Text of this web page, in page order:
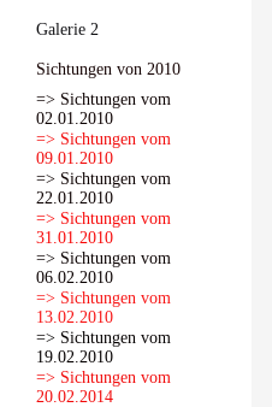
Galerie 2
Sichtungen von 2010
=> Sichtungen vom
02.01.2010
=> Sichtungen vom
09.01.2010
=> Sichtungen vom
22.01.2010
=> Sichtungen vom
31.01.2010
=> Sichtungen vom
06.02.2010
=> Sichtungen vom
13.02.2010
=> Sichtungen vom
19.02.2010
=> Sichtungen vom
20.02.2014